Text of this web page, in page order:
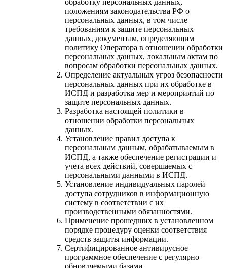
обработку персональных данных,
положениям законодательства РФ о
персональных данных, в том числе
требованиям к защите персональных
данных, документам, определяющим
политику Оператора в отношении обработки
персональных данных, локальным актам по
вопросам обработки персональных данных.
Определение актуальных угроз безопасности
персональных данных при их обработке в
ИСПД и разработка мер и мероприятий по
защите персональных данных.
Разработка настоящей политики в
отношении обработки персональных
данных.
Установление правил доступа к
персональным данным, обрабатываемым в
ИСПД, а также обеспечение регистрации и
учета всех действий, совершаемых с
персональными данными в ИСПД.
Установление индивидуальных паролей
доступа сотрудников в информационную
систему в соответствии с их
производственными обязанностями.
Применение прошедших в установленном
порядке процедуру оценки соответствия
средств защиты информации.
Сертифицированное антивирусное
программное обеспечение с регулярно
обновляемыми базами.